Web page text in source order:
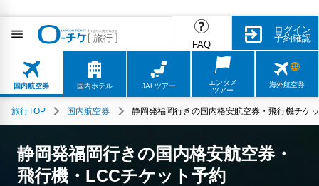
FAQ
ログイン
予約確認
国内航空券 国内ホテル JALツアー
エンタメ
ツアー
海外航空券
旅行TOP 国内航空券 静岡発福岡行きの国内格安航空券・飛行機チケ
静岡発福岡行きの国内格安航空券・
飛行機・LCCチケット予約